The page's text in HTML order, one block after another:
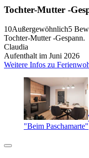
Tochter-Mutter -
10Außergewöhnlich5
Tochter-Mutter -Gespann.
Claudia
Aufenthalt im Juni 2026
Weitere Infos zu
"Beim Paschamarte"